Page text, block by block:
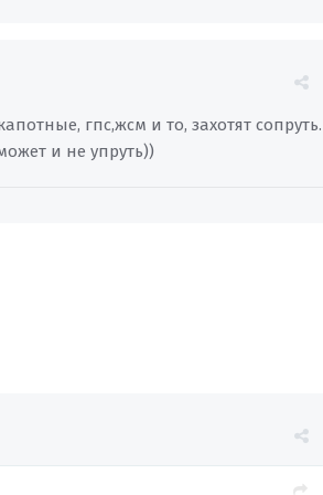
гпс,жсм и то, захотят сопруть.
и не упруть))